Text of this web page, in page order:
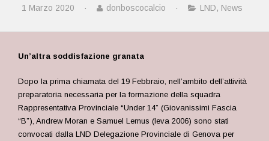
1 Marzo 2020 · donboscocalcio · LND, News
Un’altra soddisfazione granata
Dopo la prima chiamata del 19 Febbraio, nell’ambito dell’attività
preparatoria necessaria per la formazione della squadra
Rappresentativa Provinciale “Under 14” (Giovanissimi Fascia
“B”), Andrew Moran e Samuel Lemus (leva 2006) sono stati
convocati dalla LND Delegazione Provinciale di Genova per